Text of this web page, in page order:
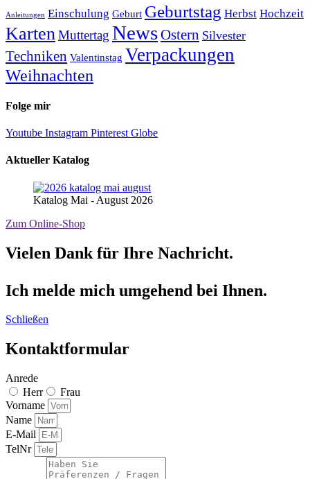
Anleitungen Einschulung Geburt Geburtstag Herbst Hochzeit
Karten Muttertag NewsOstern Silvester
Techniken Valentinstag Verpackungen
Weihnachten
Folge mir
Youtube Instagram Pinterest Globe
Aktueller Katalog
Katalog Mai - August 2026
Zum Online-Shop
Vielen Dank für Ihre Nachricht.
Ich melde mich umgehend bei Ihnen.
Schließen
Kontaktformular
Anrede
Herr
Frau
Vorname
Name
E-Mail
TelNr